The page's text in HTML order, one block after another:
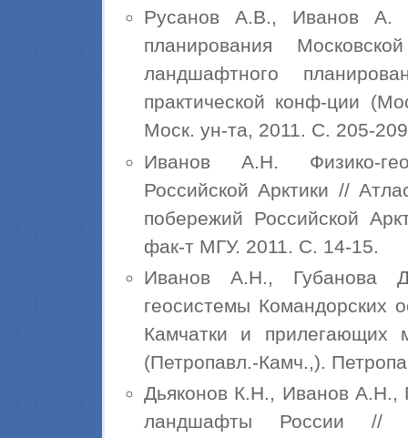
Русанов А.В., Иванов А.
планирования
ландшафтного
практической конф-ции
Моск. ун-та, 2011. С. 205-
Иванов А.Н. Физико-
Российской Арктики //
побережий Российской
фак-т МГУ. 2011. С. 14-15.
Иванов А.Н., Губанова
геосистемы Командорских
Камчатки и
(Петропавл.-Камч.,).
Дьяконов К.Н., Иванов А.Н.,
ландшафты России //